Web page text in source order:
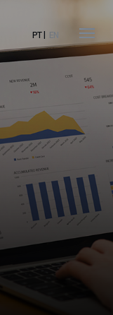
PT EN